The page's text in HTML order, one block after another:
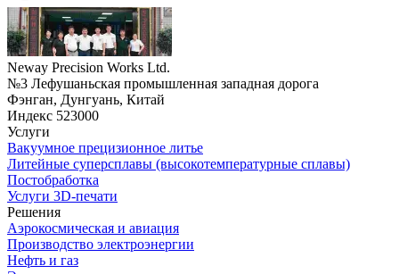
Neway Precision Works Ltd.
№3 Лефушаньская промышленная западная дорога
Фэнган, Дунгуань, Китай
Индекс 523000
Услуги
Вакуумное прецизионное литье
Литейные суперсплавы (высокотемпературные сплавы)
Постобработка
Услуги 3D-печати
Решения
Аэрокосмическая и авиация
Производство электроэнергии
Нефть и газ